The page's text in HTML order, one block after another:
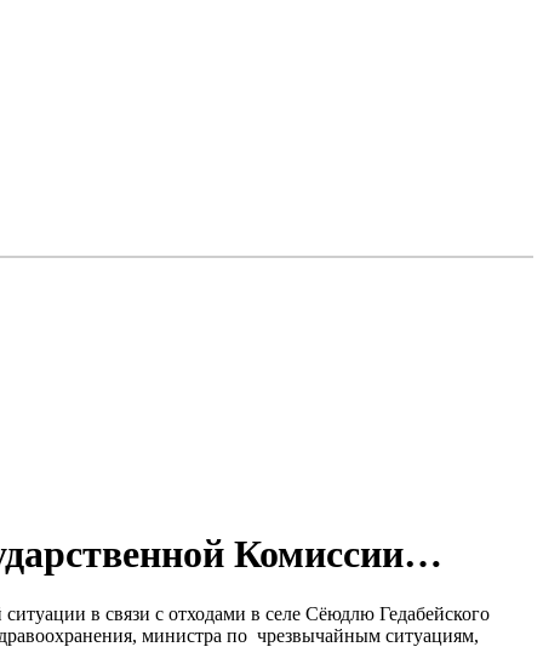
Комиссии…
в связи с отходами в селе Сёюдлю Гедабейского
министра по чрезвычайным ситуациям,